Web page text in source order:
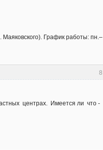
Маяковского). График работы: пн.–
8
центрах. Имеется ли что -